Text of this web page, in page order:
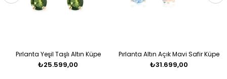
Pırlanta Yeşil Taşlı Altın Küpe
₺25.599,00
Pırlanta Altın Açık Mavi Safir Küpe
₺31.699,00